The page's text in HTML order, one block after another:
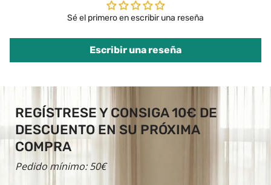
Sé el primero en escribir una reseña
Escribir una reseña
REGÍSTRESE Y CONSIGA 10€ DE
DESCUENTO EN SU PRÓXIMA
COMPRA
Pedido mínimo: 50€